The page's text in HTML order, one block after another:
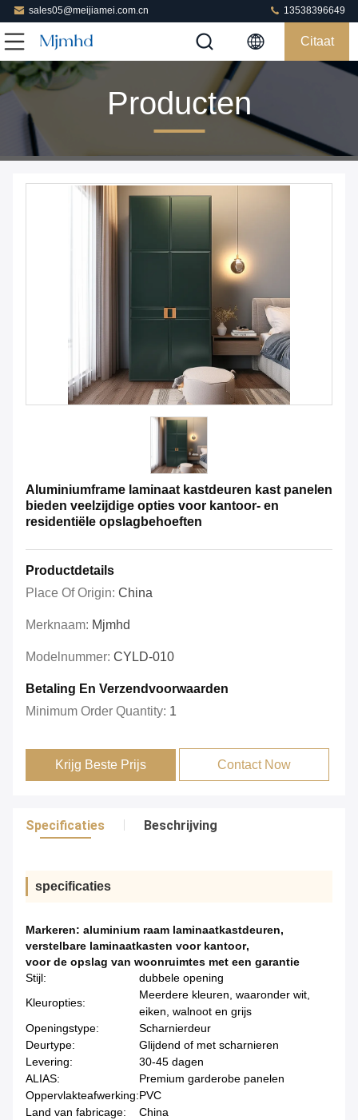
sales05@meijiamei.com.cn 13538396649
Citaat
Producten
Aluminiumframe laminaat kastdeuren kast panelen
bieden veelzijdige opties voor kantoor- en
residentiële opslagbehoeften
Productdetails
Place Of Origin: China
Merknaam: Mjmhd
Modelnummer: CYLD-010
Betaling En Verzendvoorwaarden
Minimum Order Quantity: 1
Krijg Beste Prijs Contact Now
Specificaties Beschrijving
specificaties
Markeren: aluminium raam laminaatkastdeuren,
verstelbare laminaatkasten voor kantoor,
voor de opslag van woonruimtes met een garantie
Stijl:
dubbele opening
Kleuropties:
Meerdere kleuren, waaronder wit,
eiken, walnoot en grijs
Openingstype:
Scharnierdeur
Deurtype:
Glijdend of met scharnieren
Levering:
30-45 dagen
ALIAS:
Premium garderobe panelen
Oppervlakteafwerking:PVC
Land van fabricage:
China